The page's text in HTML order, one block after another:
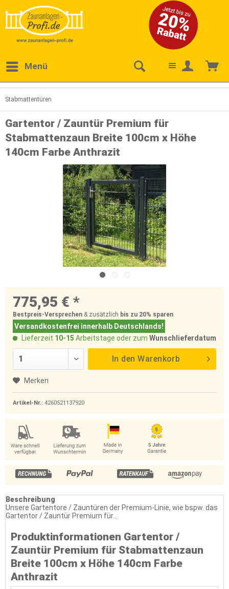
Menü
Stabmattentüren
Gartentor / Zauntür Premium für
Stabmattenzaun Breite 100cm x Höhe
140cm Farbe Anthrazit
775,95 € *
Bestpreis-Versprechen & zusätzlich bis zu 20% sparen
Versandkostenfrei innerhalb Deutschlands!
Lieferzeit 10-15 Arbeitstage oder zum Wunschlieferdatum
In den Warenkorb
Merken
Artikel-Nr.: 4260521137920
Beschreibung
Unsere Gartentore / Zauntüren der Premium-Linie, wie bspw. das
Gartentor / Zauntür Premium für...
Produktinformationen Gartentor /
Zauntür Premium für Stabmattenzaun
Breite 100cm x Höhe 140cm Farbe
Anthrazit